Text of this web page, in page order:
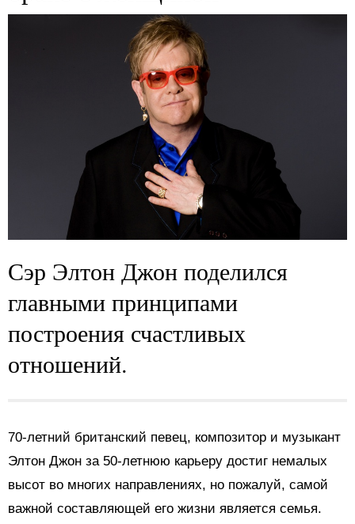
Сэр Элтон Джон поделился
главными принципами
построения счастливых
отношений.
70-летний британский певец, композитор и музыкант
Элтон Джон за 50-летнюю карьеру достиг немалых
высот во многих направлениях, но пожалуй, самой
важной составляющей его жизни является семья.